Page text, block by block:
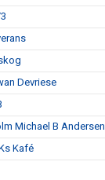
Devriese
Michael B Andersen
Kafé